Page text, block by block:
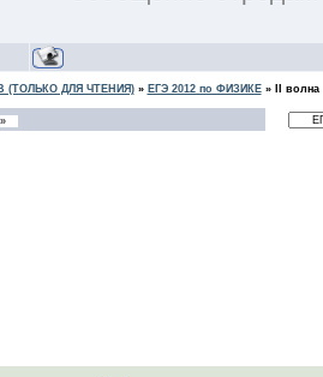
(ТОЛЬКО ДЛЯ ЧТЕНИЯ)» ЕГЭ 2012 по ФИЗИКЕ» II
»